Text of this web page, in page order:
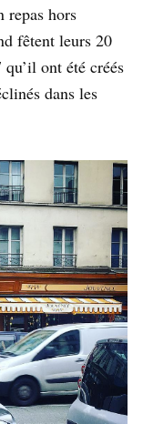
repas hors
fêtent leurs 20
qu’il ont été créés
dans les